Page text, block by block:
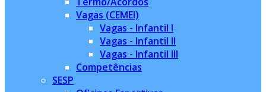
Vagas (CEMEI)
Vagas - Infantil I
Vagas - Infantil II
Vagas - Infantil III
Competências
SESP